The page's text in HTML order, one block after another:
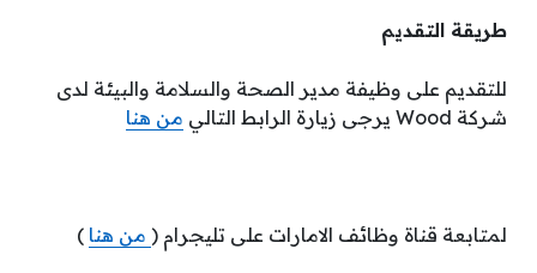
طريقة التقديم
للتقديم على وظيفة مدير الصحة والسلامة والبيئة لدى
شركة Wood يرجى زيارة الرابط التالي
من هنا
لمتابعة قناة وظائف الامارات على تليجرام ( من هنا )